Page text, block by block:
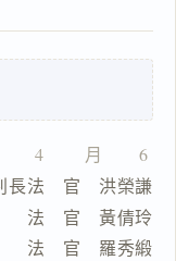
　4 　　月　　6
判長法　官　洪榮謙
倩玲
秀緞
鍵
複
製
全
文